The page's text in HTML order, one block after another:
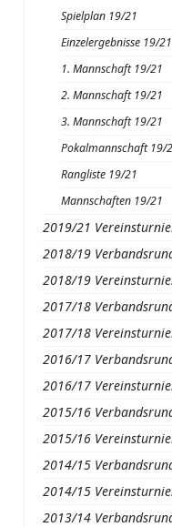
Spielplan 19/21
Einzelergebnisse 19/21
1. Mannschaft 19/21
2. Mannschaft 19/21
3. Mannschaft 19/21
Pokalmannschaft 19/
Rangliste 19/21
Mannschaften 19/21
2019/21
2018/19
2018/19
2017/18
2017/18
2016/17
2016/17
2015/16
2015/16
2014/15
2014/15
2013/14